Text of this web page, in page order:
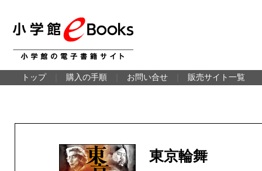
トップ 購入の手順 お問い合せ 販売サイト一覧
東京輪舞